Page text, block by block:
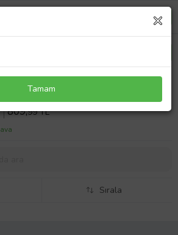
150 Arka Çanta Uyumlu Eko Branda
Sepette %10 İndirim
809,99 TL
Sırala
Tamam